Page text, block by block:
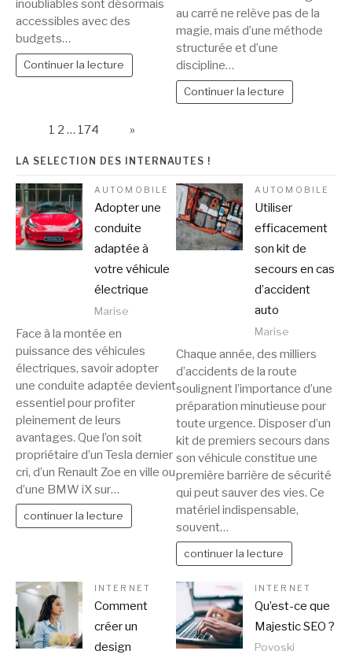
inoubliables sont désormais
accessibles avec des
budgets…
Continuer la lecture
au carré ne relève pas de la
magie, mais d’une méthode
structurée et d’une
discipline…
Continuer la lecture
1 2 … 174 »
LA SELECTION DES INTERNAUTES !
AUTOMOBILE
Adopter une
conduite
adaptée à
votre véhicule
électrique
Marise
Face à la montée en
puissance des véhicules
électriques, savoir adopter
une conduite adaptée devient
essentiel pour profiter
pleinement de leurs
avantages. Que l’on soit
propriétaire d’un Tesla dernier
cri, d’un Renault Zoe en ville ou
d’une BMW iX sur…
continuer la lecture
AUTOMOBILE
Utiliser
efficacement
son kit de
secours en cas
d’accident
auto
Marise
Chaque année, des milliers
d’accidents de la route
soulignent l’importance d’une
préparation minutieuse pour
toute urgence. Disposer d’un
kit de premiers secours dans
son véhicule constitue une
première barrière de sécurité
qui peut sauver des vies. Ce
matériel indispensable,
souvent…
continuer la lecture
INTERNET
Comment
créer un
design
INTERNET
Qu’est-ce que
Majestic SEO ?
Povoski